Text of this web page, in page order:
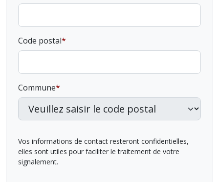
Code postal
Commune
Vos informations de contact resteront confidentielles,
elles sont utiles pour faciliter le traitement de votre
signalement.